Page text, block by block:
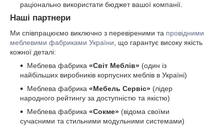
раціонально використати бюджет вашої компанії.
Наші партнери
Ми співпрацюємо виключно з перевіреними та провідними
меблевими фабриками України , що гарантує високу якість
кожної деталі:
Меблева фабрика «Світ Меблів» (один із
найбільших виробників корпусних меблів в Україні)
Меблева фабрика «Мебель Сервіс» (лідер
народного рейтингу за доступністю та якістю)
Меблева фабрика «Сокме» (відома своїми
сучасними та стильними модульними системами)